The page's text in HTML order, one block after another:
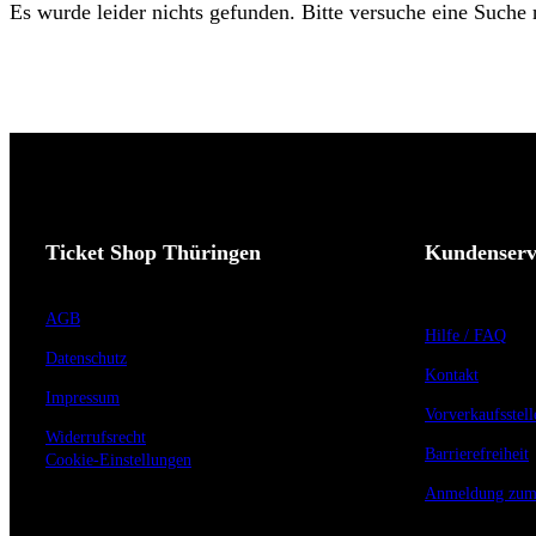
Es wurde leider nichts gefunden. Bitte versuche eine
Ticket Shop Thüringen
AGB
Datenschutz
Impressum
Widerrufsrecht
Cookie-Einstellungen
Hilfe / FAQ
Kontakt
Barrierefreiheit
Anmeldung